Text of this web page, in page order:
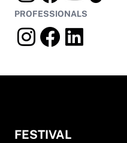
PROFESSIONALS
FESTIVAL